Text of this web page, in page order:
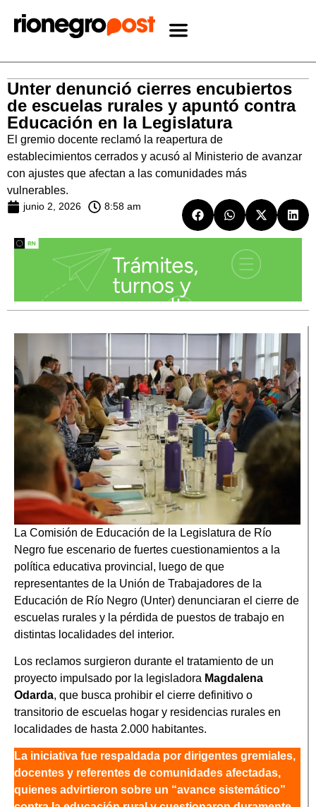
Unter denunció cierres encubiertos
de escuelas rurales y apuntó contra
Educación en la Legislatura
El gremio docente reclamó la reapertura de
establecimientos cerrados y acusó al Ministerio de avanzar
con ajustes que afectan a las comunidades más
vulnerables.
junio 2, 2026 8:58 am
La Comisión de Educación de la Legislatura de Río
Negro fue escenario de fuertes cuestionamientos a la
política educativa provincial, luego de que
representantes de la Unión de Trabajadores de la
Educación de Río Negro (Unter) denunciaran el cierre de
escuelas rurales y la pérdida de puestos de trabajo en
distintas localidades del interior.
Los reclamos surgieron durante el tratamiento de un
proyecto impulsado por la legisladora Magdalena
Odarda, que busca prohibir el cierre definitivo o
transitorio de escuelas hogar y residencias rurales en
localidades de hasta 2.000 habitantes.
La iniciativa fue respaldada por dirigentes gremiales,
docentes y referentes de comunidades afectadas,
quienes advirtieron sobre un “avance sistemático”